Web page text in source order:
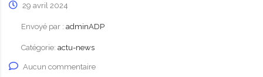
29 avril 2024
Envoyé par : adminADP
Catégorie: actu-news
Aucun commentaire